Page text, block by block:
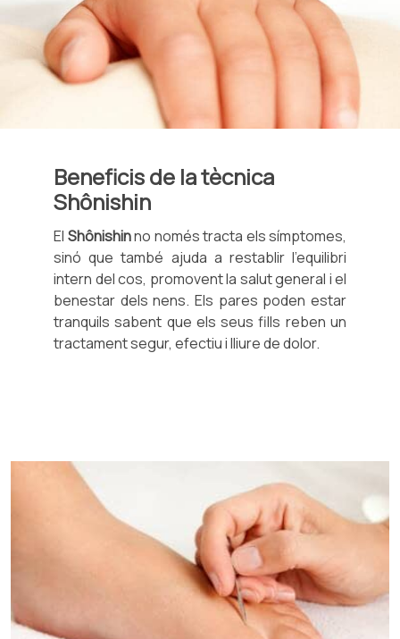
Beneficis de la tècnica
Shônishin
El Shônishinno només tracta els símptomes,
sinó que també ajuda a restablir l'equilibri
intern del cos, promovent la salut general i el
benestar dels nens. Els pares poden estar
tranquils sabent que els seus fills reben un
tractament segur, efectiu i lliure de dolor.